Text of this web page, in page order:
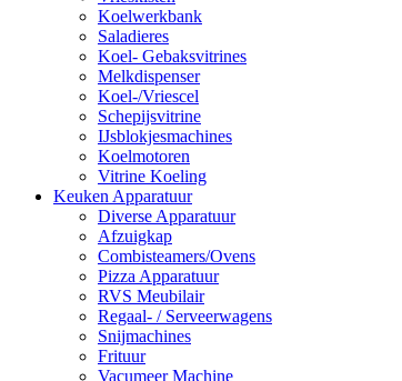
Koelwerkbank
Saladieres
Koel- Gebaksvitrines
Melkdispenser
Koel-/Vriescel
Schepijsvitrine
IJsblokjesmachines
Koelmotoren
Vitrine Koeling
Keuken Apparatuur
Diverse Apparatuur
Afzuigkap
Combisteamers/Ovens
Pizza Apparatuur
RVS Meubilair
Regaal- / Serveerwagens
Snijmachines
Frituur
Vacumeer Machine